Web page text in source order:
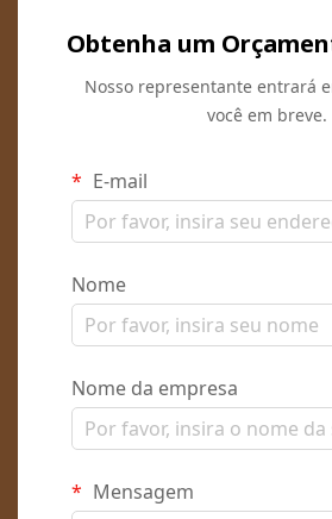
Obtenha um
Nosso representante entrará
você em breve.
E-mail
Nome
Nome da empresa
Mensagem